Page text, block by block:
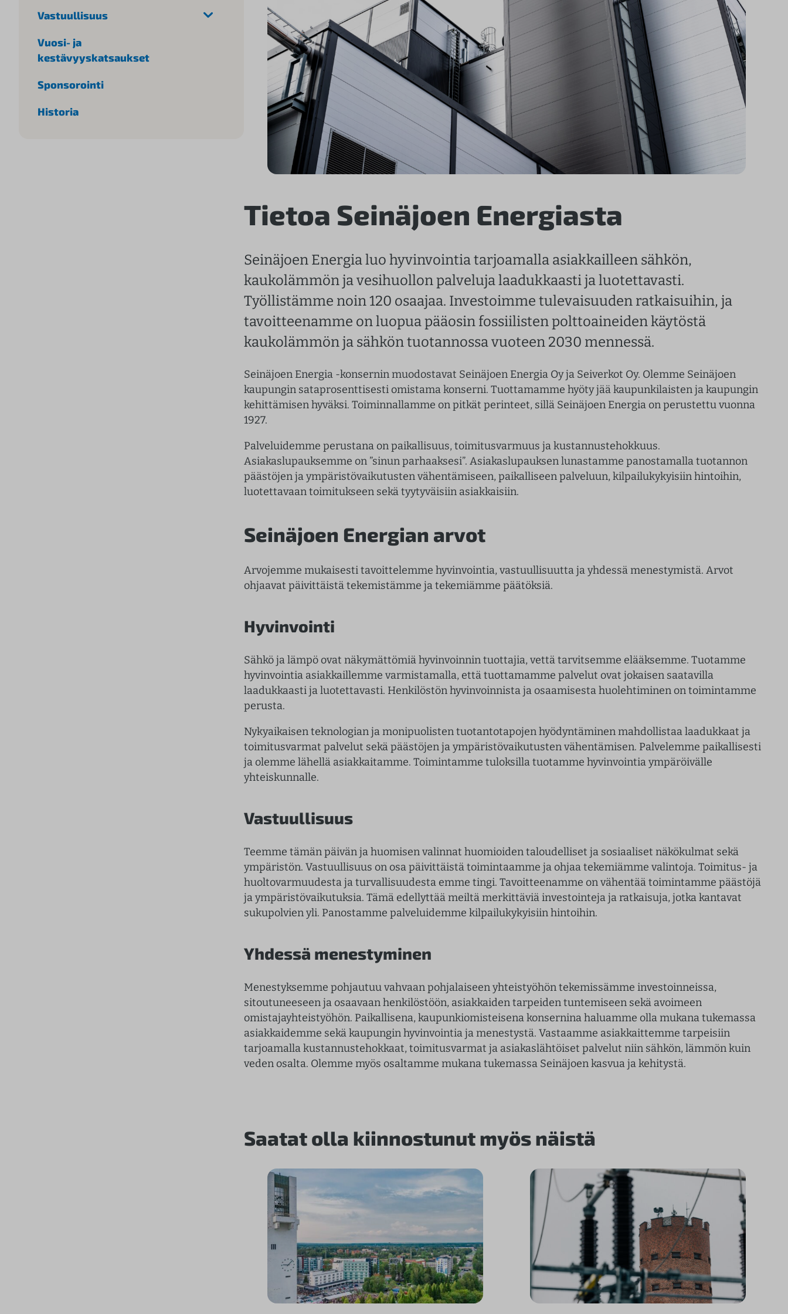
Vastuullisuus
Vuosi- ja
kestävyyskatsaukset
Sponsorointi
Historia
Tietoa Seinäjoen Energiasta
Seinäjoen Energia luo hyvinvointia tarjoamalla asiakkailleen sähkön,
kaukolämmön ja vesihuollon palveluja laadukkaasti ja luotettavasti.
Työllistämme noin 120 osaajaa. Investoimme tulevaisuuden ratkaisuihin, ja
tavoitteenamme on luopua pääosin fossiilisten polttoaineiden käytöstä
kaukolämmön ja sähkön tuotannossa vuoteen 2030 mennessä.
Seinäjoen Energia -konsernin muodostavat Seinäjoen Energia Oy ja Seiverkot Oy. Olemme Seinäjoen
kaupungin sataprosenttisesti omistama konserni. Tuottamamme hyöty jää kaupunkilaisten ja kaupungin
kehittämisen hyväksi. Toiminnallamme on pitkät perinteet, sillä Seinäjoen Energia on perustettu vuonna
1927.
Palveluidemme perustana on paikallisuus, toimitusvarmuus ja kustannustehokkuus.
Asiakaslupauksemme on ”sinun parhaaksesi”. Asiakaslupauksen lunastamme panostamalla tuotannon
päästöjen ja ympäristövaikutusten vähentämiseen, paikalliseen palveluun, kilpailukykyisiin hintoihin,
luotettavaan toimitukseen sekä tyytyväisiin asiakkaisiin.
Seinäjoen Energian arvot
Arvojemme mukaisesti tavoittelemme hyvinvointia, vastuullisuutta ja yhdessä menestymistä. Arvot
ohjaavat päivittäistä tekemistämme ja tekemiämme päätöksiä.
Hyvinvointi
Sähkö ja lämpö ovat näkymättömiä hyvinvoinnin tuottajia, vettä tarvitsemme elääksemme. Tuotamme
hyvinvointia asiakkaillemme varmistamalla, että tuottamamme palvelut ovat jokaisen saatavilla
laadukkaasti ja luotettavasti. Henkilöstön hyvinvoinnista ja osaamisesta huolehtiminen on toimintamme
perusta.
Nykyaikaisen teknologian ja monipuolisten tuotantotapojen hyödyntäminen mahdollistaa laadukkaat ja
toimitusvarmat palvelut sekä päästöjen ja ympäristövaikutusten vähentämisen. Palvelemme paikallisesti
ja olemme lähellä asiakkaitamme. Toimintamme tuloksilla tuotamme hyvinvointia ympäröivälle
yhteiskunnalle.
Vastuullisuus
Teemme tämän päivän ja huomisen valinnat huomioiden taloudelliset ja sosiaaliset näkökulmat sekä
ympäristön. Vastuullisuus on osa päivittäistä toimintaamme ja ohjaa tekemiämme valintoja. Toimitus- ja
huoltovarmuudesta ja turvallisuudesta emme tingi. Tavoitteenamme on vähentää toimintamme päästöjä
ja ympäristövaikutuksia. Tämä edellyttää meiltä merkittäviä investointeja ja ratkaisuja, jotka kantavat
sukupolvien yli. Panostamme palveluidemme kilpailukykyisiin hintoihin.
Yhdessä menestyminen
Menestyksemme pohjautuu vahvaan pohjalaiseen yhteistyöhön tekemissämme investoinneissa,
sitoutuneeseen ja osaavaan henkilöstöön, asiakkaiden tarpeiden tuntemiseen sekä avoimeen
omistajayhteistyöhön. Paikallisena, kaupunkiomisteisena konsernina haluamme olla mukana tukemassa
asiakkaidemme sekä kaupungin hyvinvointia ja menestystä. Vastaamme asiakkaittemme tarpeisiin
tarjoamalla kustannustehokkaat, toimitusvarmat ja asiakaslähtöiset palvelut niin sähkön, lämmön kuin
veden osalta. Olemme myös osaltamme mukana tukemassa Seinäjoen kasvua ja kehitystä.
Saatat olla kiinnostunut myös näistä